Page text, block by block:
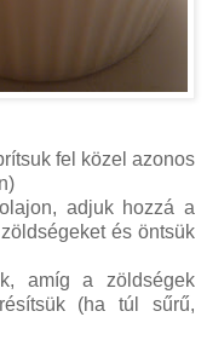
fel közel azonos
adjuk hozzá a
és öntsük
amíg a zöldségek
(ha túl sűrű,